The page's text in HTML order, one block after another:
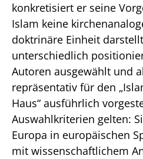
konkretisiert er seine
Islam keine
doktrinäre Einheit
unterschiedlich
Autoren ausgewählt und
repräsentativ für den
Haus“ ausführlich
Auswahlkriterien gelten:
Europa in europäischen
mit wissenschaftlichem